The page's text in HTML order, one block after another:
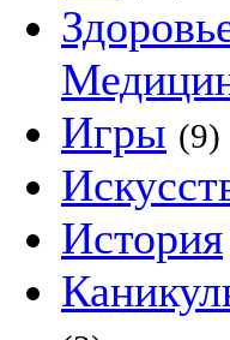
Игры (9)
История